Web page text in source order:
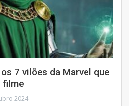
7 vilões da Marvel que
filme
2024